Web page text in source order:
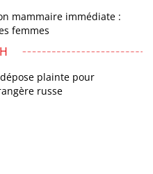
mammaire immédiate :
femmes
plainte pour
russe